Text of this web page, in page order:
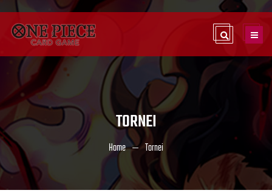
TORNEI
Home Tornei